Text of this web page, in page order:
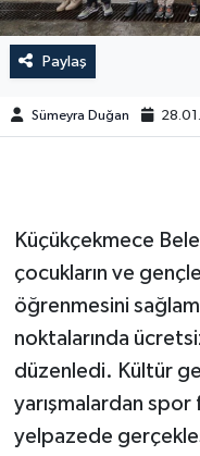
Paylaş
Sümeyra Duğan
Küçükçekmece
çocukların ve
öğrenmesini
noktalarında
düzenledi. Kültür
yarışmalardan
yelpazede